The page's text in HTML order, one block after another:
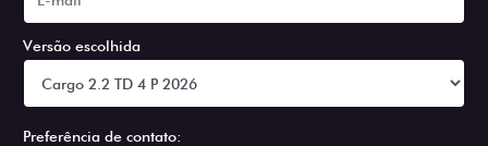
Versão escolhida
Preferência de contato: